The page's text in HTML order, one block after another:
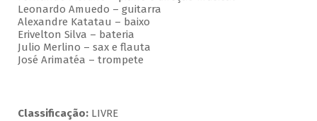
Leonardo Amuedo – guitarra
Alexandre Katatau – baixo
Erivelton Silva – bateria
Julio Merlino – sax e flauta
José Arimatéa – trompete
Classificação: LIVRE